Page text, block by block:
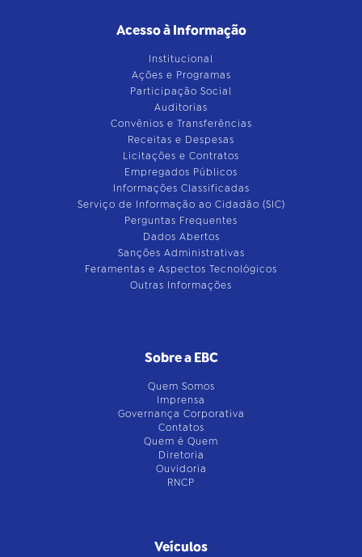
Acesso à Informação
Institucional
Ações e Programas
Participação Social
Auditorias
Convênios e Transferências
Receitas e Despesas
Licitações e Contratos
Empregados Públicos
Informações Classificadas
Serviço de Informação ao Cidadão (SIC)
Perguntas Frequentes
Dados Abertos
Sanções Administrativas
Feramentas e Aspectos Tecnológicos
Outras Informações
Sobre a EBC
Quem Somos
Imprensa
Governança Corporativa
Contatos
Quem é Quem
Diretoria
Ouvidoria
RNCP
Veículos